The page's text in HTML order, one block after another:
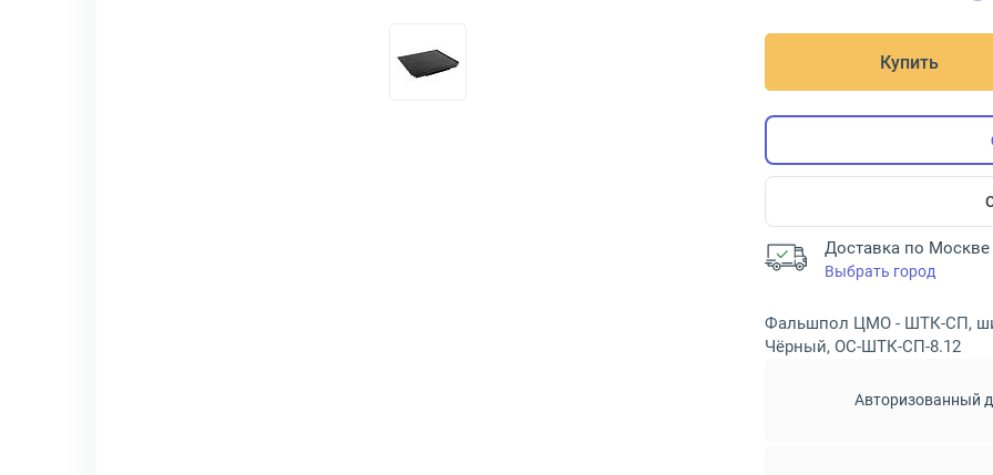
Купить
Доставка по Москве
Выбрать город
Фальшпол ЦМО - ШТК-СП,
Чёрный, ОС-ШТК-СП-8.12
Авторизованный